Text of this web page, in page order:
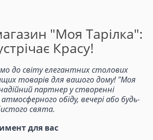
"Моя Тарілка":
Красу!
до світу елегантних столових
товарів для вашого дому! "Моя
партнер у створенні
обіду, вечері або будь-
свята.
для вас